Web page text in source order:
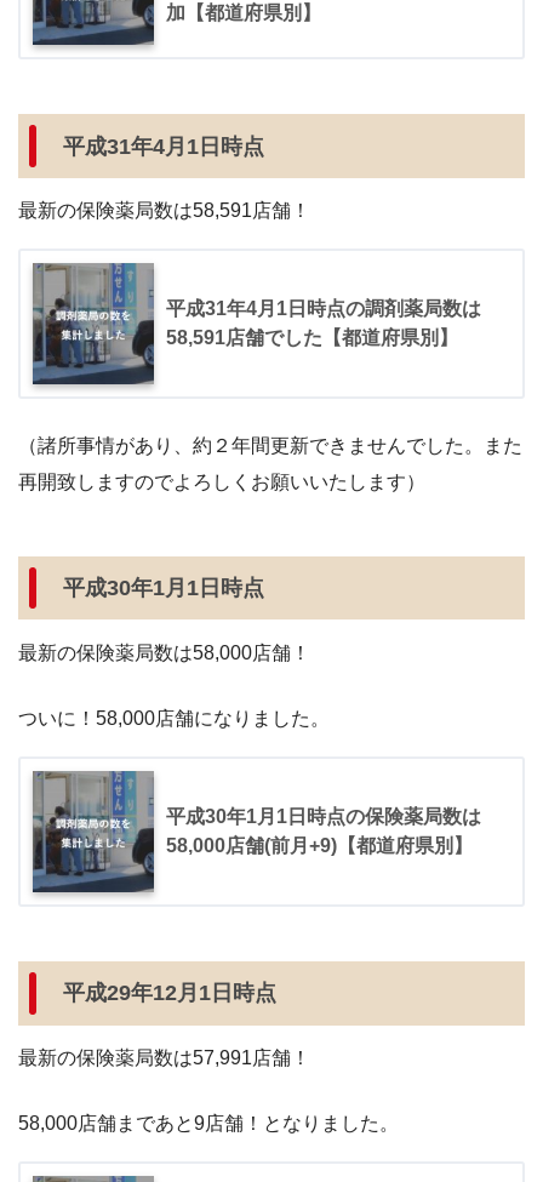
加【都道府県別】
平成31年4月1日時点
最新の保険薬局数は58,591店舗！
平成31年4月1日時点の調剤薬局数は
58,591店舗でした【都道府県別】
（諸所事情があり、約２年間更新できませんでした。また
再開致しますのでよろしくお願いいたします）
平成30年1月1日時点
最新の保険薬局数は58,000店舗！
ついに！58,000店舗になりました。
平成30年1月1日時点の保険薬局数は
58,000店舗(前月+9)【都道府県別】
平成29年12月1日時点
最新の保険薬局数は57,991店舗！
58,000店舗まであと9店舗！となりました。